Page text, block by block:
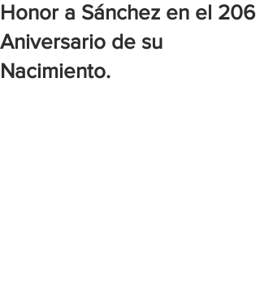
Honor a Sánchez en el 206
Aniversario de su
Nacimiento.